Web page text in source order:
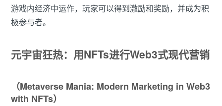
游戏内经济中运作，玩家可以得到激励和奖励，并成为积
极参与者。
元宇宙狂热：用NFTs进行Web3式现代营销
（Metaverse Mania: Modern Marketing in Web3
with NFTs）